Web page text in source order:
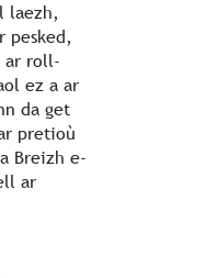
laezh,
pesked,
ar roll-
ez a ar
da get
pretioù
Breizh e-
ar